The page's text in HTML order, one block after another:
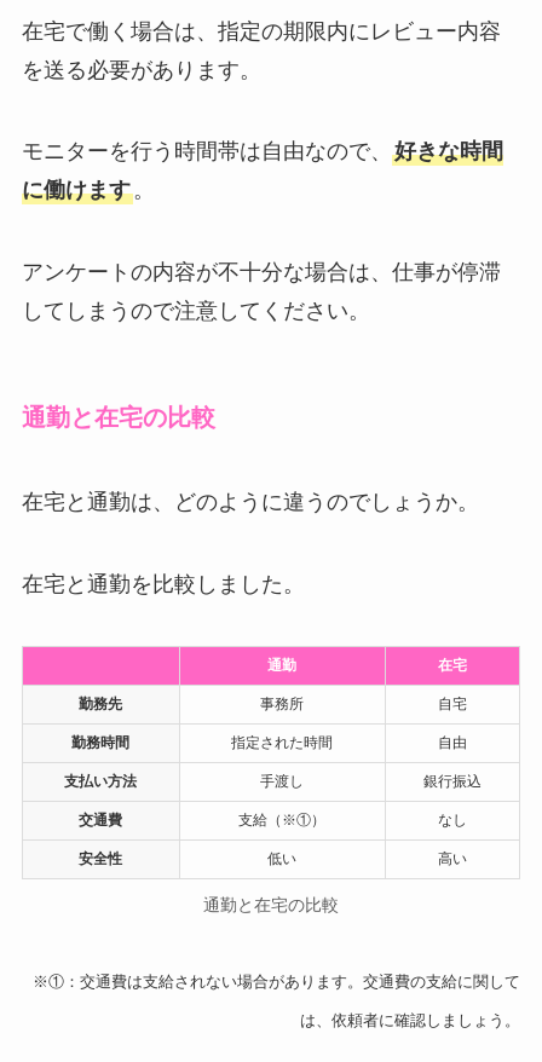
在宅で働く場合は、指定の期限内にレビュー内容
を送る必要があります。
モニターを行う時間帯は自由なので、 好きな時間
に働けます。
アンケートの内容が不十分な場合は、仕事が停滞
してしまうので注意してください。
通勤と在宅の比較
在宅と通勤は、どのように違うのでしょうか。
在宅と通勤を比較しました。
通勤 在宅
勤務先 事務所 自宅
勤務時間 指定された時間 自由
支払い方法 手渡し 銀行振込
交通費 支給（※①） なし
安全性 低い 高い
通勤と在宅の比較
※①：交通費は支給されない場合があります。交通費の支給に関して
は、依頼者に確認しましょう。